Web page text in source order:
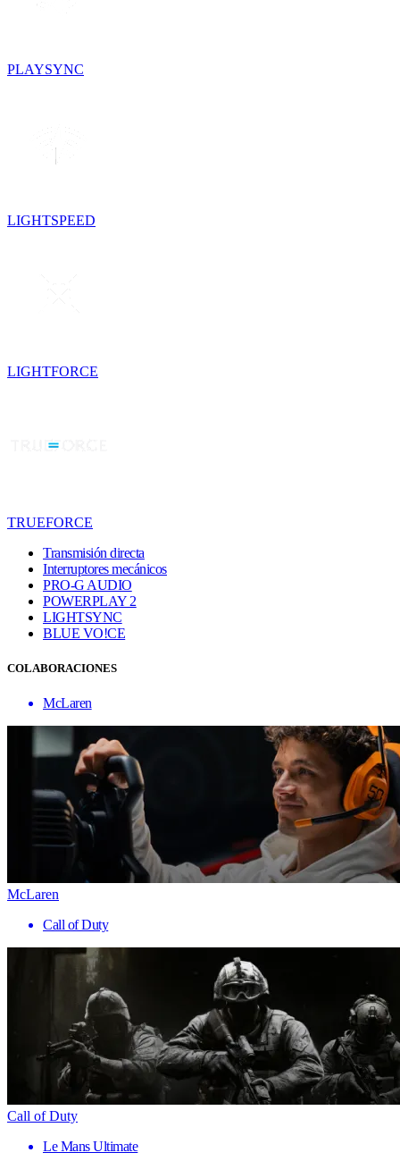
PLAYSYNC
LIGHTSPEED
LIGHTFORCE
TRUEFORCE
Transmisión directa
Interruptores mecánicos
PRO-G AUDIO
POWERPLAY 2
LIGHTSYNC
BLUE VO!CE
COLABORACIONES
McLaren
McLaren
Call of Duty
Call of Duty
Le Mans Ultimate